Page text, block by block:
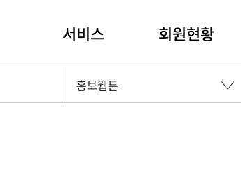
서비스 회원현황
홍보웹툰